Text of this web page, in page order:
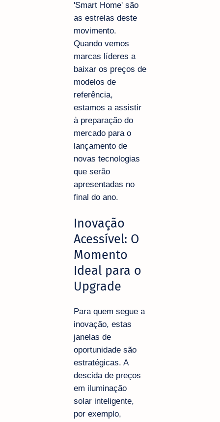
'Smart Home' são
as estrelas deste
movimento.
Quando vemos
marcas líderes a
baixar os preços de
modelos de
referência,
estamos a assistir
à preparação do
mercado para o
lançamento de
novas tecnologias
que serão
apresentadas no
final do ano.
Inovação
Acessível: O
Momento
Ideal para o
Upgrade
Para quem segue a
inovação, estas
janelas de
oportunidade são
estratégicas. A
descida de preços
em iluminação
solar inteligente,
por exemplo,